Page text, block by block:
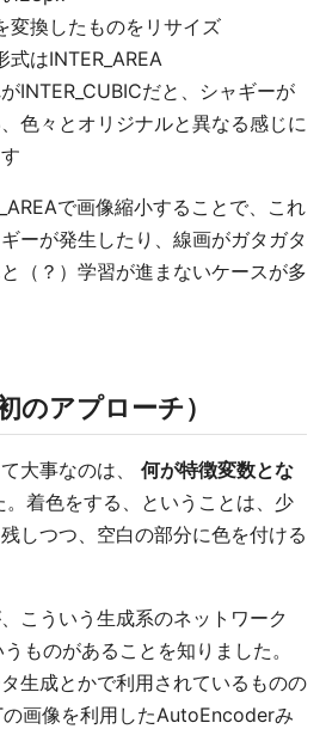
変換したものをリサイズ
式はINTER_AREA
INTER_CUBICだと、シャギーが
色々とオリジナルと異なる感じに
で画像縮小することで、これ
ーが発生したり、線画がガタガタ
（？）学習が進まないケースが多
のアプローチ）
大事なのは、 何が特徴変数とな
着色をする、ということは、少
しつつ、空白の部分に色を付ける
こういう生成系のネットワーク
ものがあることを知りました。
生成とかで利用されているものの
画像を利用したAutoEncoderみ